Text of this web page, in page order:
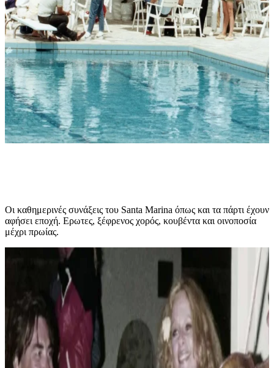
Οι καθημερινές συνάξεις του Santa Marina όπως και τα πάρτι έχουν
αφήσει εποχή. Ερωτες, ξέφρενος χορός, κουβέντα και οινοποσία
μέχρι πρωίας.